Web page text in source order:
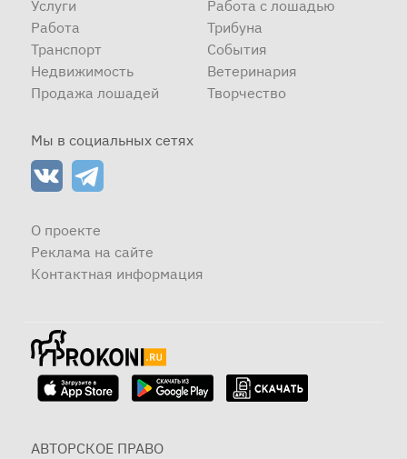
Услуги
Работа
Транспорт
Недвижимость
Продажа лошадей
Работа с лошадью
Трибуна
События
Ветеринария
Творчество
Мы в социальных сетях
О проекте
Реклама на сайте
Контактная информация
АВТОРСКОЕ ПРАВО